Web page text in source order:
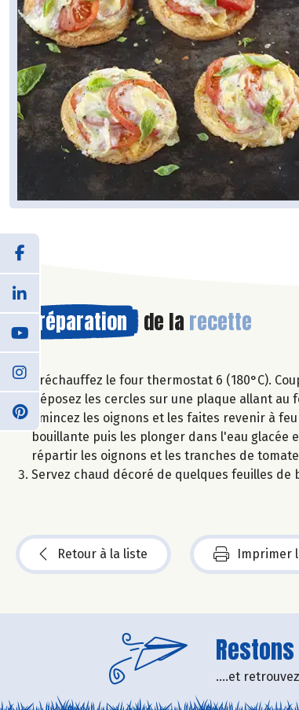
Préparation de la recette
Préchauffez le four thermostat 6 (180°C).
Déposez les cercles sur une plaque allant
Emincez les oignons et les faites revenir à
bouillante puis les plonger dans l'eau glacée
répartir les oignons et les tranches de
Servez chaud décoré de quelques feuilles de
Retour à la liste Imprimer
....et